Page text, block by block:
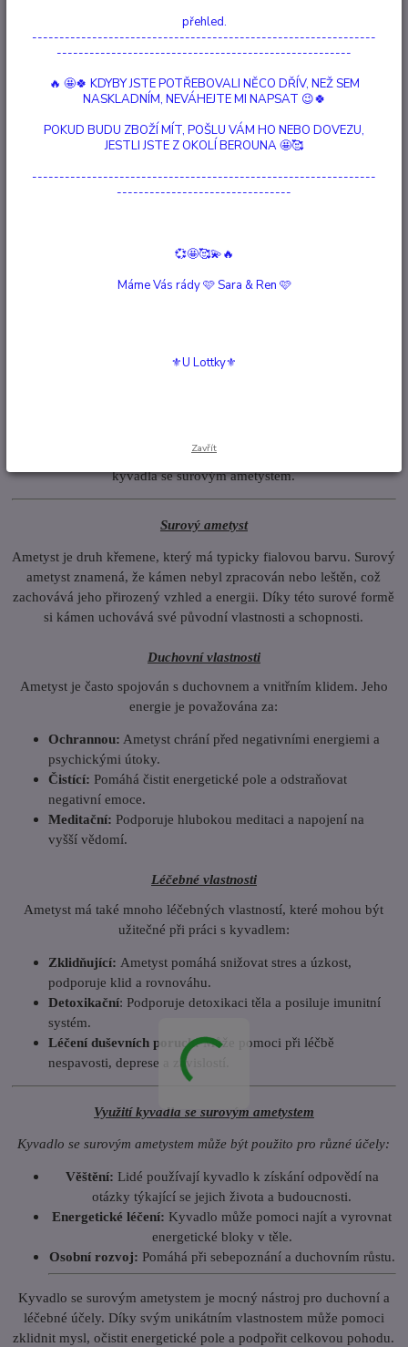
260 Kč/ks
Přidat do košíku
31-00-04
surový ametyst, stříbrně pokovené
Kompletní specifikace
léčebnými vlastnostmi. V tomto textu se zaměříme na vlastnosti
kyvadla se surovým ametystem.
Surový ametyst
Ametyst je druh křemene, který má typicky fialovou barvu. Surový
ametyst znamená, že kámen nebyl zpracován nebo leštěn, což
zachovává jeho přirozený vzhled a energii. Díky této surové formě
si kámen uchovává své původní vlastnosti a schopnosti.
Duchovní vlastnosti
Ametyst je často spojován s duchovnem a vnitřním klidem. Jeho
energie je považována za:
Ochrannou: Ametyst chrání před negativními energiemi a
psychickými útoky.
Čistící:Pomáhá čistit energetické pole a odstraňovat
negativní emoce.
Meditační:Podporuje hlubokou meditaci a napojení na
vyšší vědomí.
Léčebné vlastnosti
Ametyst má také mnoho léčebných vlastností, které mohou být
užitečné při práci s kyvadlem:
Zklidňující: Ametyst pomáhá snižovat stres a úzkost,
podporuje klid a rovnováhu.
Detoxikační: Podporuje detoxikaci těla a posiluje imunitní
systém.
Léčení duševních poruch:Může pomoci při léčbě
nespavosti, deprese a závislostí.
Využití kyvadla se surovým ametystem
Kyvadlo se surovým ametystem může být použito pro různé účely:
Věštění: Lidé používají kyvadlo k získání odpovědí na
otázky týkající se jejich života a budoucnosti.
Energetické léčení: Kyvadlo může pomoci najít a vyrovnat
energetické bloky v těle.
Osobní rozvoj: Pomáhá při sebepoznání a duchovním růstu.
Kyvadlo se surovým ametystem je mocný nástroj pro duchovní a
léčebné účely. Díky svým unikátním vlastnostem může pomoci
zklidnit mysl, očistit energetické pole a podpořit celkovou pohodu.
přehled.
---------------------------------------------------------------
------------------------------------------------------
🔥 🤩🍀 KDYBY JSTE POTŘEBOVALI NĚCO DŘÍV, NEŽ SEM
NASKLADNÍM, NEVÁHEJTE MI NAPSAT 😉🍀
POKUD BUDU ZBOŽÍ MÍT, POŠLU VÁM HO NEBO DOVEZU,
JESTLI JSTE Z OKOLÍ BEROUNA 🤩🥰
---------------------------------------------------------------
--------------------------------
💞🤩🥰💫🔥
Máme Vás rády 🩷 Sara & Ren 🩷
⚜️U Lottky⚜️
Zavřít